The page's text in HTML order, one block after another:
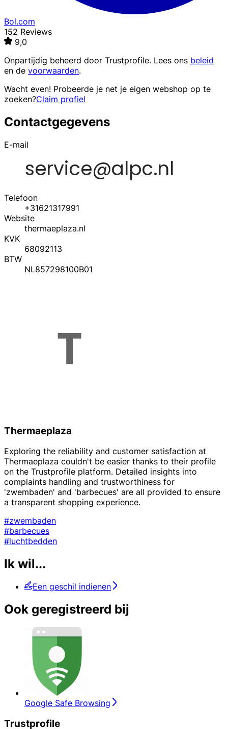
Bol.com
152 Reviews
9,0
Onpartijdig beheerd door Trustprofile. Lees ons beleid
en de voorwaarden.
Wacht even! Probeerde je net je eigen webshop op te
zoeken?Claim profiel
Contactgegevens
E-mail
Telefoon
+31621317991
Website
thermaeplaza.nl
KVK
68092113
BTW
NL857298100B01
Thermaeplaza
Exploring the reliability and customer satisfaction at
Thermaeplaza couldn't be easier thanks to their profile
on the Trustprofile platform. Detailed insights into
complaints handling and trustworthiness for
'zwembaden' and 'barbecues' are all provided to ensure
a transparent shopping experience.
#zwembaden
#barbecues
#luchtbedden
Ik wil...
Een geschil indienen
Ook geregistreerd bij
Google Safe Browsing
Trustprofile